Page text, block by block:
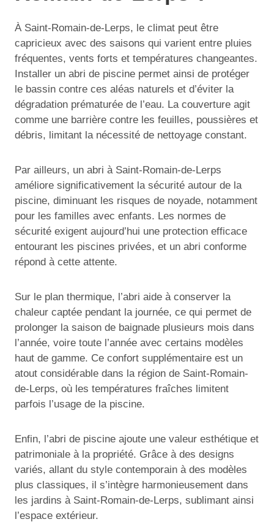
À Saint-Romain-de-Lerps, le climat peut être
capricieux avec des saisons qui varient entre pluies
fréquentes, vents forts et températures changeantes.
Installer un abri de piscine permet ainsi de protéger
le bassin contre ces aléas naturels et d’éviter la
dégradation prématurée de l’eau. La couverture agit
comme une barrière contre les feuilles, poussières et
débris, limitant la nécessité de nettoyage constant.
Par ailleurs, un abri à Saint-Romain-de-Lerps
améliore significativement la sécurité autour de la
piscine, diminuant les risques de noyade, notamment
pour les familles avec enfants. Les normes de
sécurité exigent aujourd’hui une protection efficace
entourant les piscines privées, et un abri conforme
répond à cette attente.
Sur le plan thermique, l’abri aide à conserver la
chaleur captée pendant la journée, ce qui permet de
prolonger la saison de baignade plusieurs mois dans
l’année, voire toute l’année avec certains modèles
haut de gamme. Ce confort supplémentaire est un
atout considérable dans la région de Saint-Romain-
de-Lerps, où les températures fraîches limitent
parfois l’usage de la piscine.
Enfin, l’abri de piscine ajoute une valeur esthétique et
patrimoniale à la propriété. Grâce à des designs
variés, allant du style contemporain à des modèles
plus classiques, il s’intègre harmonieusement dans
les jardins à Saint-Romain-de-Lerps, sublimant ainsi
l’espace extérieur.